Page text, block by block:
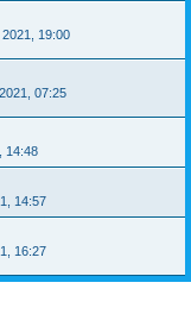
19:00
07:25
14:48
14:57
16:27